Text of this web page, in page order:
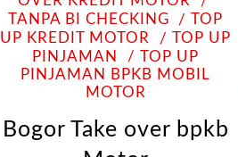
TANPA BI CHECKING
TOP
UP KREDIT MOTOR
TOP UP
PINJAMAN
TOP UP
PINJAMAN BPKB MOBIL
MOTOR
Bogor Take over bpkb